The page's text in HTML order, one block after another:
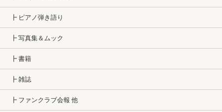
┣ ピアノ弾き語り
┣ 写真集＆ムック
┣ 書籍
┣ 雑誌
┣ ファンクラブ会報 他